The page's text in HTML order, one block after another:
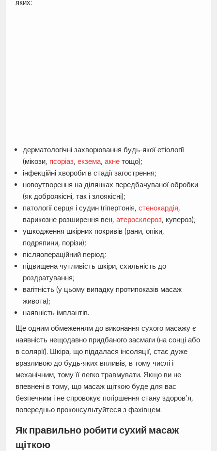
яких:
дерматологічні захворювання будь-якої етіології
(мікози, псоріаз, екзема, акнетощо);
інфекційні хвороби в стадії загострення;
новоутворення на ділянках передбачуваної обробки
(як доброякісні, так і злоякісні);
патології серця і судин (гіпертонія, стенокардія,
варикозне розширення вен, атеросклероз, купероз);
ушкодження шкірних покривів (рани, опіки,
подряпини, порізи);
післяопераційний період;
підвищена чутливість шкіри, схильність до
роздратування;
вагітність (у цьому випадку протипоказів масаж
живота);
наявність імплантів.
Ще одним обмеженням до виконання сухого масажу є
наявність нещодавно придбаного засмаги (на сонці або
в солярії). Шкіра, що піддалася інсоляції, стає дуже
вразливою до будь-яких впливів, в тому числі і
механічним, тому її легко травмувати. Якщо ви не
впевнені в тому, що масаж щіткою буде для вас
безпечним і не спровокує погіршення стану здоров’я,
попередньо проконсультуйтеся з фахівцем.
Як правильно робити сухий масаж
щіткою